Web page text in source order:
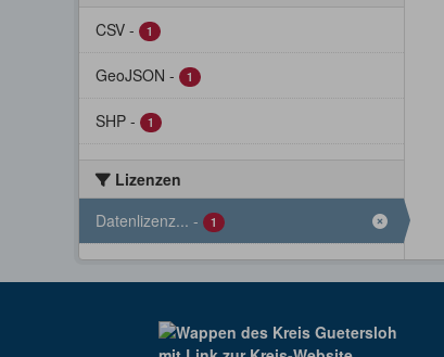
CSV - 1
GeoJSON - 1
SHP - 1
Lizenzen
Datenlizenz... - 1